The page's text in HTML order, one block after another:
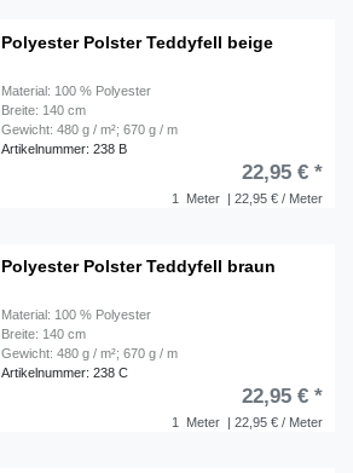
Polyester Polster Teddyfell beige
Material: 100 % Polyester
Breite: 140 cm
Gewicht: 480 g / m²; 670 g / m
Artikelnummer: 238 B
1 Meter | 22,95 € / Meter
22,95 € *
Polyester Polster Teddyfell braun
Material: 100 % Polyester
Breite: 140 cm
Gewicht: 480 g / m²; 670 g / m
Artikelnummer: 238 C
1 Meter | 22,95 € / Meter
22,95 € *